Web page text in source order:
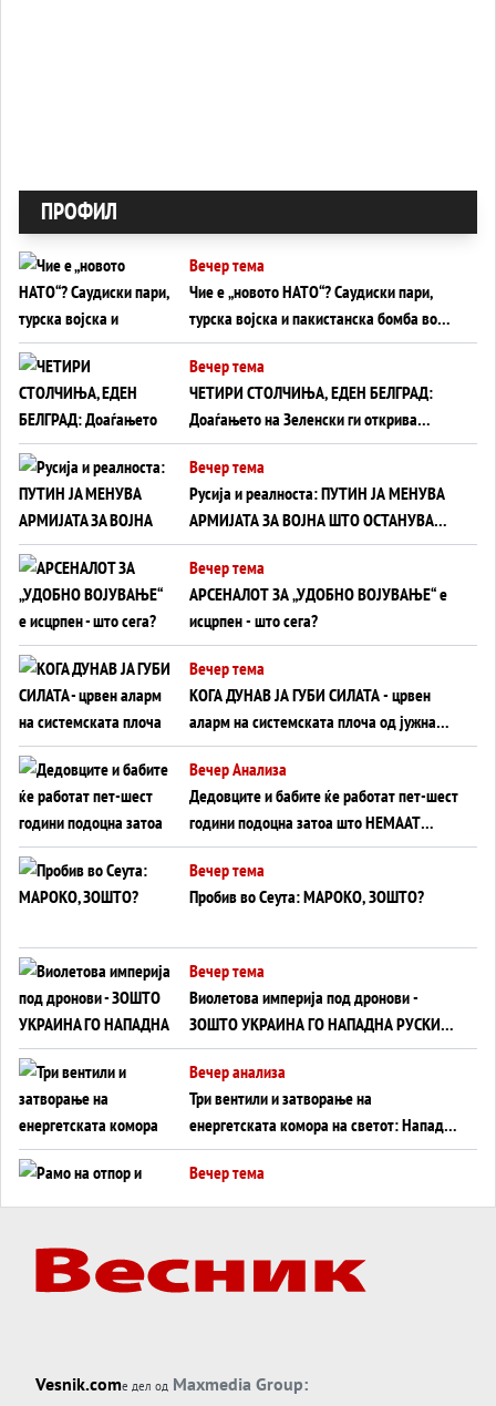
ПРОФИЛ
Вечер тема
Чие е „новото НАТО“? Саудиски пари,
турска војска и пакистанска бомба во
служба на Америка - или ќе стане
сувишна?
Вечер тема
ЧЕТИРИ СТОЛЧИЊА, ЕДЕН БЕЛГРАД:
Доаѓањето на Зеленски ги открива
тајните на политиката на балансирање
на Вучиќ
Вечер тема
Русија и реалноста: ПУТИН ЈА МЕНУВА
АРМИЈАТА ЗА ВОЈНА ШТО ОСТАНУВА
БЕЗ ФРОНТ
Вечер тема
АРСЕНАЛОТ ЗА „УДОБНО ВОЈУВАЊЕ“ е
исцрпен - што сега?
Вечер тема
КОГА ДУНАВ ЈА ГУБИ СИЛАТА - црвен
аларм на системската плоча од јужна
Германија до Црното Море...
Вечер Анализа
Дедовците и бабите ќе работат пет-шест
години подоцна затоа што НЕМААТ
ВНУЦИ ДА ГИ ЗАМЕНАТ
Вечер тема
Пробив во Сеута: МАРОКО, ЗОШТО?
Вечер тема
Виолетова империја под дронови -
ЗОШТО УКРАИНА ГО НАПАДНА РУСКИОТ
WILDBERRIES
Вечер анализа
Три вентили и затворање на
енергетската комора на светот: Нападот
во Суец најавува глобален енергетски
инфаркт?
Вечер тема
Вечер тема
Силиконскиот ѕид веќе не е непробоен,
Вечер тема
Трамп тврди дека повторно „разговара“
Vesnik.comе дел од Maxmedia Group: